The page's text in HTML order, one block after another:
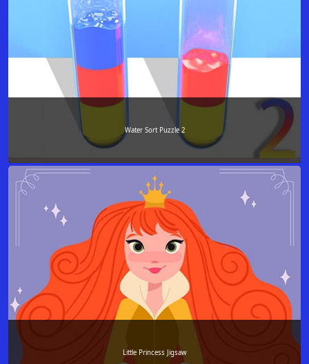
Water Sort Puzzle 2
Little Princess Jigsaw